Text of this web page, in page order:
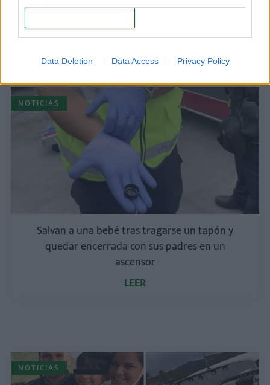
Data Deletion Data Access Privacy Policy
de tener los primeros síntomas
LEER
NOTICIAS
Salvan a una bebé tras tragarse un tapón y
quedar encerrada con sus padres en un
ascensor
LEER
NOTICIAS